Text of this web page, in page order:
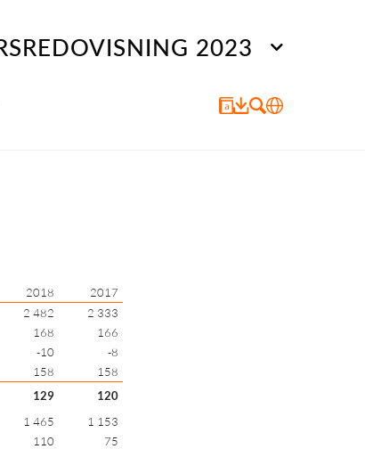
2023
2018
2017
2 482
2 333
168
166
-10
-8
158
158
129
120
1 465
1 153
110
75